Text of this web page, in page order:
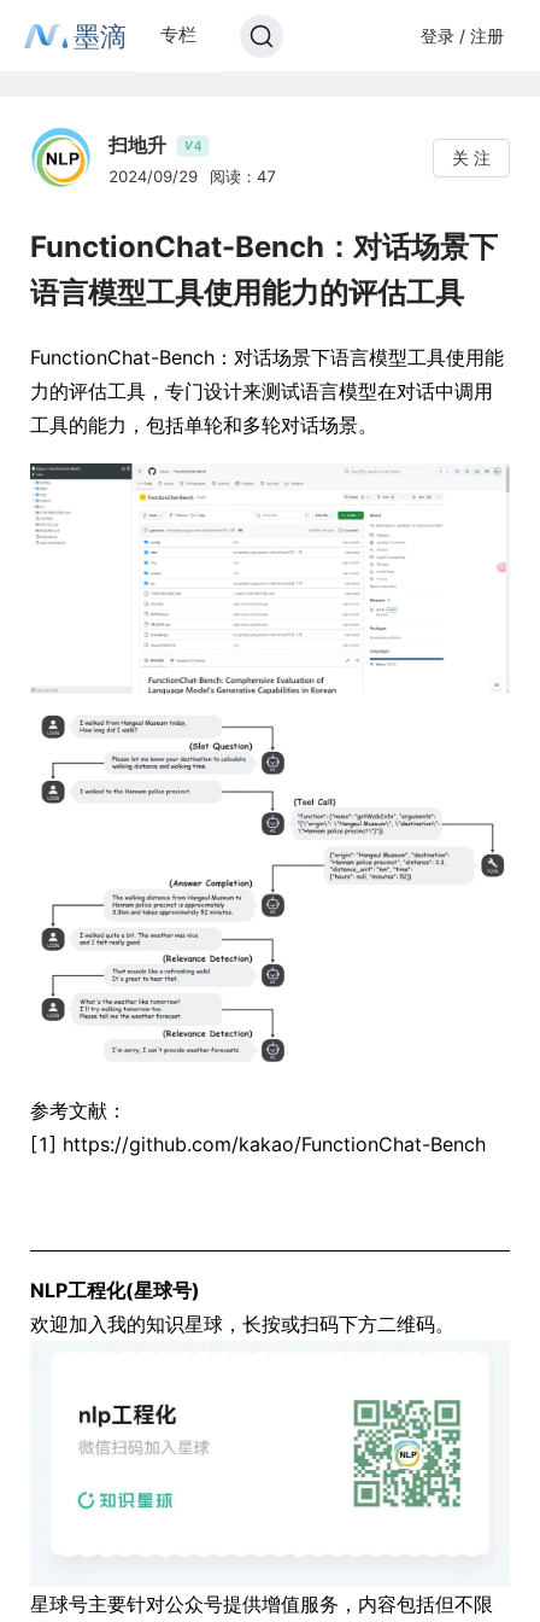
墨滴 专栏 登录 / 注册
扫地升 V4
2024/09/29 阅读：47
关 注
FunctionChat-Bench：对话场景下
语言模型工具使用能力的评估工具
FunctionChat-Bench：对话场景下语言模型工具使用能
力的评估工具，专门设计来测试语言模型在对话中调用
工具的能力，包括单轮和多轮对话场景。
参考文献：
[1] https://github.com/kakao/FunctionChat-Bench
NLP工程化(星球号)
欢迎加入我的知识星球，长按或扫码下方二维码。
星球号主要针对公众号提供增值服务，内容包括但不限